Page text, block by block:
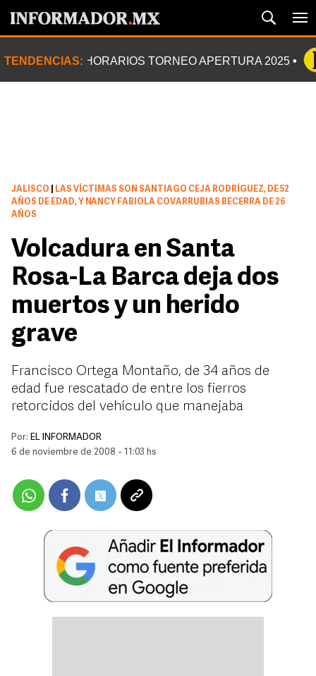
TENDENCIAS: HORARIOS TORNEO APERTURA 2025
JALISCO
LAS VÍCTIMAS SON SANTIAGO CEJA RODRÍGUEZ, DE 52
AÑOS DE EDAD, Y NANCY FABIOLA COVARRUBIAS BECERRA DE 26
AÑOS
Volcadura en Santa
Rosa-La Barca deja dos
muertos y un herido
grave
Francisco Ortega Montaño, de 34 años de
edad fue rescatado de entre los fierros
retorcidos del vehículo que manejaba
Por: EL INFORMADOR
6 de noviembre de 2008 - 11:03 hs